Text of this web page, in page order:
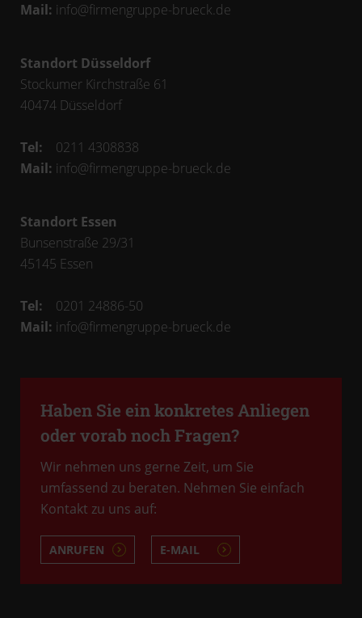
Mail: info@firmengruppe-brueck.de
Standort Düsseldorf
Stockumer Kirchstraße 61
40474 Düsseldorf
Tel:
0211 4308838
Mail: info@firmengruppe-brueck.de
Standort Essen
Bunsenstraße 29/31
45145 Essen
Tel:
0201 24886-50
Mail: info@firmengruppe-brueck.de
Haben Sie ein konkretes Anliegen
oder vorab noch Fragen?
Wir nehmen uns gerne Zeit, um Sie
umfassend zu beraten. Nehmen Sie einfach
Kontakt zu uns auf:
ANRUFEN E-MAIL